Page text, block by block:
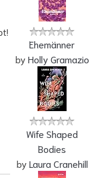
Ehemänner
byHolly Gramazio
Wife Shaped
Bodies
byLaura Cranehill